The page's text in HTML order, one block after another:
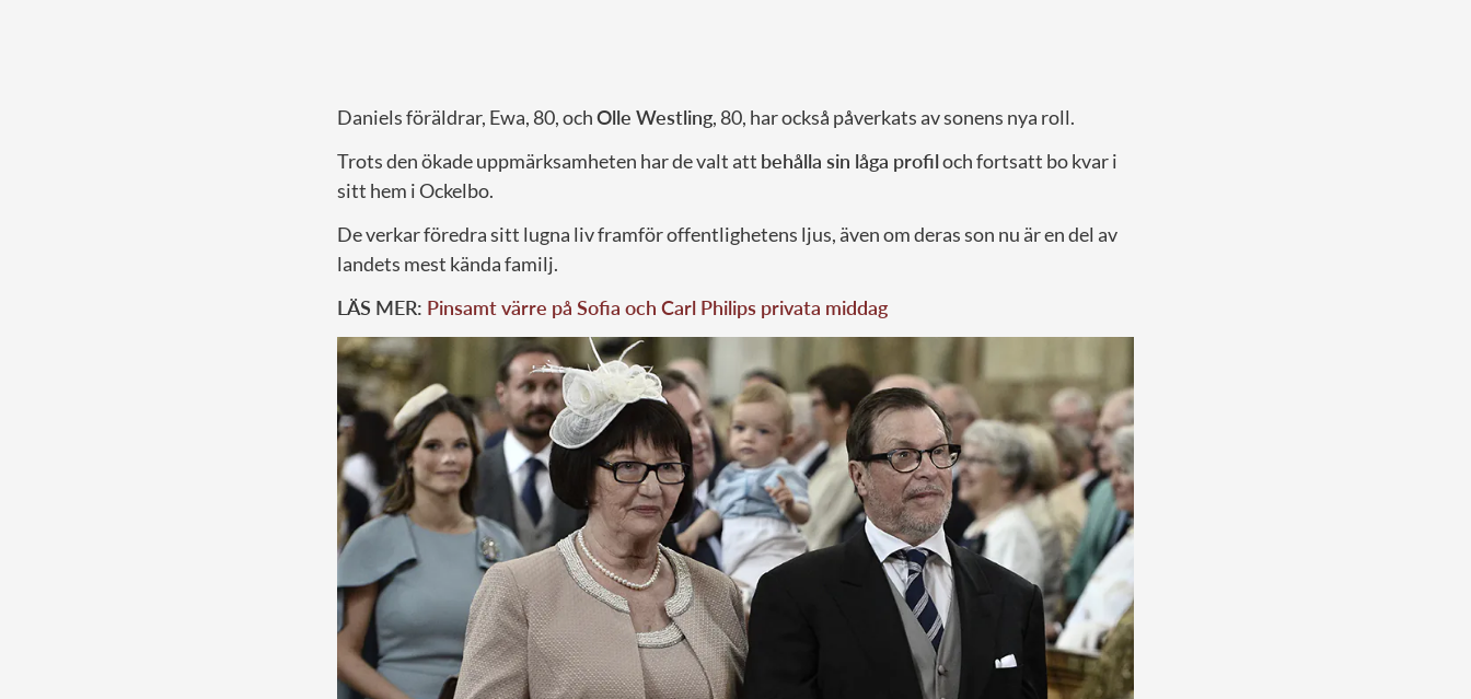
Daniels föräldrar, Ewa, 80, ochOlle Westling, 80, har också påverkats av sonens nya roll.
Trots den ökade uppmärksamheten har de valt att behålla sin låga profiloch fortsatt bo kvar i
sitt hem i Ockelbo.
De verkar föredra sitt lugna liv framför offentlighetens ljus, även om deras son nu är en del av
landets mest kända familj.
LÄS MER: Pinsamt värre på Sofia och Carl Philips privata middag